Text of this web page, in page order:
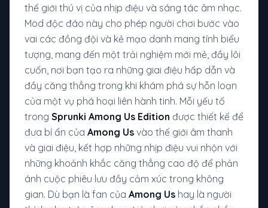
thế giới thú vị của nhịp điệu và sáng tác âm nhạc.
Mod độc đáo này cho phép người chơi bước vào
vai các đồng đội và kẻ mạo danh mang tính biểu
tượng, mang đến một trải nghiệm mới mẻ, đầy lôi
cuốn, nơi bạn tạo ra những giai điệu hấp dẫn và
đầy căng thẳng trong khi khám phá sự hỗn loạn
của một vụ phá hoại liên hành tinh. Mỗi yếu tố
trong Sprunki Among Us Edition được thiết kế để
đưa bí ẩn của Among Us vào thế giới âm thanh
và giai điệu, kết hợp những nhịp điệu vui nhộn với
những khoảnh khắc căng thẳng cao độ để phản
ánh cuộc phiêu lưu đầy cảm xúc trong không
gian. Dù bạn là fan của Among Us hay là người